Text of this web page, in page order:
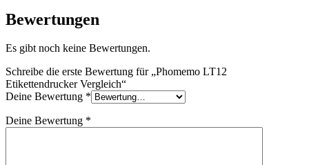
Bewertungen
Es gibt noch keine Bewertungen.
Schreibe die erste Bewertung für „Phomemo LT12
Etikettendrucker Vergleich“
Deine Bewertung *
Deine Bewertung *